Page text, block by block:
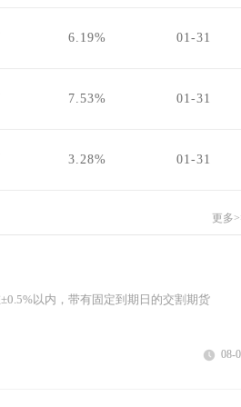
6.19% 01-31
7.53% 01-31
3.28% 01-31
更多
以内，带有固定到期日的交割期货
08-